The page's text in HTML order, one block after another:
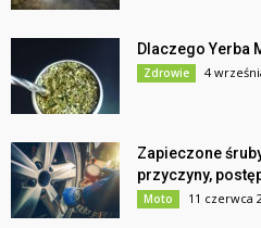
Dlaczego Yerba
Zdrowie 4
Zapieczone
przyczyny,
Moto 11 czerwca